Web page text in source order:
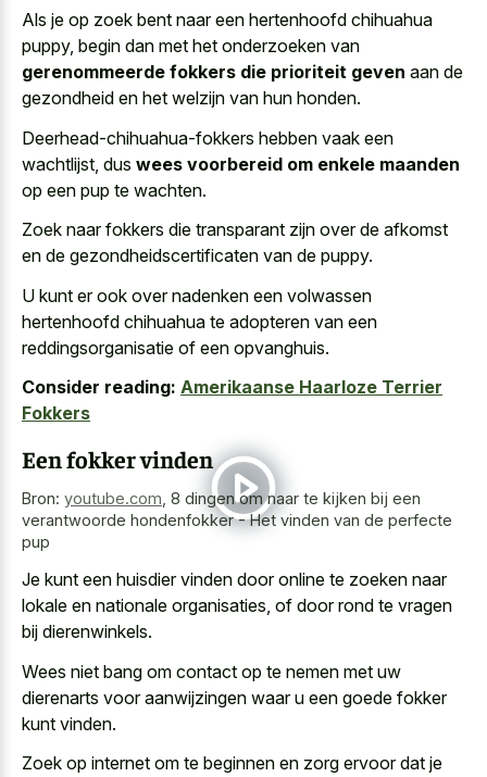
Als je op zoek bent naar een hertenhoofd chihuahua
puppy, begin dan met het onderzoeken van
gerenommeerde fokkers die prioriteit geven aan de
gezondheid en het welzijn van hun honden.
Deerhead-chihuahua-fokkers hebben vaak een
wachtlijst, dus wees voorbereid om enkele maanden
op een pup te wachten.
Zoek naar fokkers die transparant zijn over de afkomst
en de gezondheidscertificaten van de puppy.
U kunt er ook over nadenken een volwassen
hertenhoofd chihuahua te adopteren van een
reddingsorganisatie of een opvanghuis.
Consider reading: Amerikaanse Haarloze Terrier
Fokkers
Een fokker vinden
Bron: youtube.com 8 dingen om naar te kijken bij een
verantwoorde hondenfokker - Het vinden van de perfecte
pup
Je kunt een huisdier vinden door online te zoeken naar
lokale en nationale organisaties, of door rond te vragen
bij dierenwinkels.
Wees niet bang om contact op te nemen met uw
dierenarts voor aanwijzingen waar u een goede fokker
kunt vinden.
Zoek op internet om te beginnen en zorg ervoor dat je